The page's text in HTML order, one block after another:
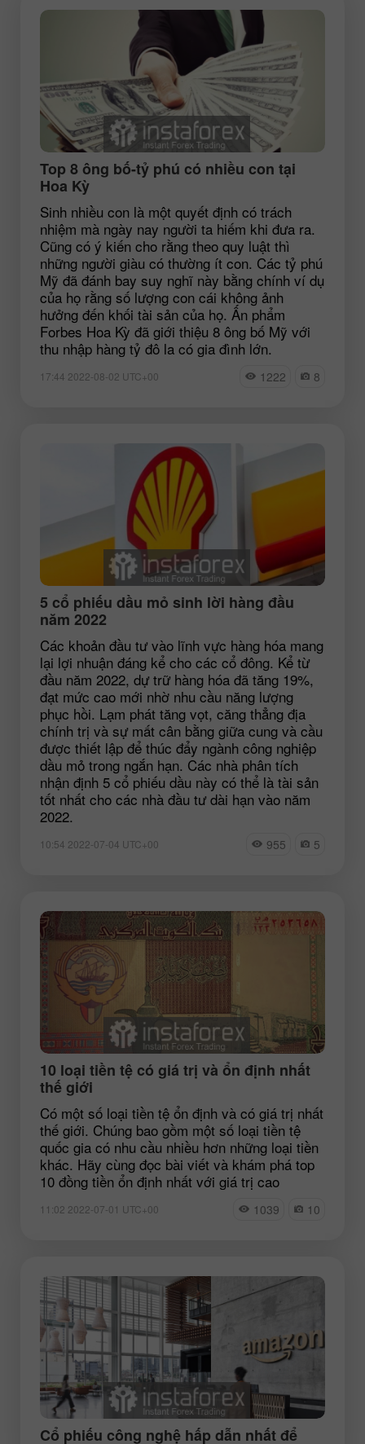
Top 8 ông bố-tỷ phú có nhiều con tại
Hoa Kỳ
Sinh nhiều con là một quyết định có trách
nhiệm mà ngày nay người ta hiếm khi đưa ra.
Cũng có ý kiến cho rằng theo quy luật thì
những người giàu có thường ít con. Các tỷ phú
Mỹ đã đánh bay suy nghĩ này bằng chính ví dụ
của họ rằng số lượng con cái không ảnh
hưởng đến khối tài sản của họ. Ấn phẩm
Forbes Hoa Kỳ đã giới thiệu 8 ông bố Mỹ với
thu nhập hàng tỷ đô la có gia đình lớn.
17:44 2022-08-02 UTC+00 1222 8
5 cổ phiếu dầu mỏ sinh lời hàng đầu
năm 2022
Các khoản đầu tư vào lĩnh vực hàng hóa mang
lại lợi nhuận đáng kể cho các cổ đông. Kể từ
đầu năm 2022, dự trữ hàng hóa đã tăng 19%,
đạt mức cao mới nhờ nhu cầu năng lượng
phục hồi. Lạm phát tăng vọt, căng thẳng địa
chính trị và sự mất cân bằng giữa cung và cầu
được thiết lập để thúc đẩy ngành công nghiệp
dầu mỏ trong ngắn hạn. Các nhà phân tích
nhận định 5 cổ phiếu dầu này có thể là tài sản
tốt nhất cho các nhà đầu tư dài hạn vào năm
2022.
10:54 2022-07-04 UTC+00 955 5
10 loại tiền tệ có giá trị và ổn định nhất
thế giới
Có một số loại tiền tệ ổn định và có giá trị nhất
thế giới. Chúng bao gồm một số loại tiền tệ
quốc gia có nhu cầu nhiều hơn những loại tiền
khác. Hãy cùng đọc bài viết và khám phá top
10 đồng tiền ổn định nhất với giá trị cao
11:02 2022-07-01 UTC+00 1039 10
Cổ phiếu công nghệ hấp dẫn nhất để